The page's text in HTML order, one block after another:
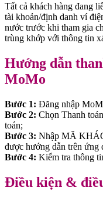
Tất cả khách hàng đang
tài khoản/định danh ví
nước trước khi tham gia
trùng khớp với thông tin
Hướng dẫn
MoMo
Bước 1: Đăng nhập
Bước 2: Chọn Thanh
toán;
Bước 3: Nhập MÃ
được hướng dẫn trên ứng
Bước 4: Kiểm tra thông
Điều kiện &